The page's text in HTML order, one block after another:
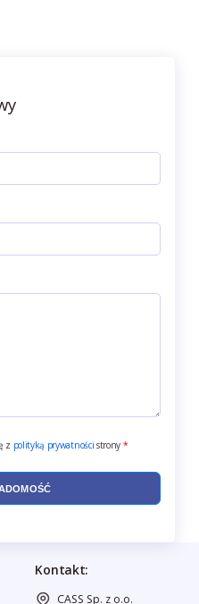
z polityką prywatności strony *
Kontakt:
CASS Sp. z o.o.